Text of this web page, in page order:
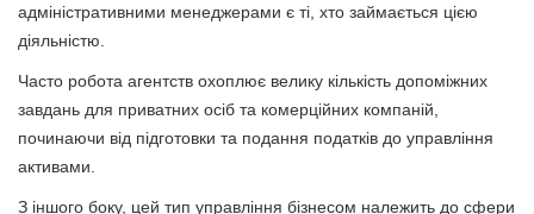
адміністративними менеджерами є ті, хто займається цією
діяльністю.
Часто робота агентств охоплює велику кількість допоміжних
завдань для приватних осіб та комерційних компаній,
починаючи від підготовки та подання податків до управління
активами.
З іншого боку, цей тип управління бізнесом належить до сфери